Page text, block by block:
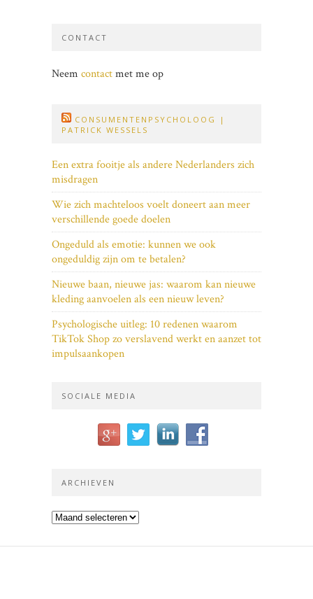
CONTACT
Neem contactmet me op
CONSUMENTENPSYCHOLOOG |
PATRICK WESSELS
Een extra fooitje als andere Nederlanders zich
misdragen
Wie zich machteloos voelt doneert aan meer
verschillende goede doelen
Ongeduld als emotie: kunnen we ook
ongeduldig zijn om te betalen?
Nieuwe baan, nieuwe jas: waarom kan nieuwe
kleding aanvoelen als een nieuw leven?
Psychologische uitleg: 10 redenen waarom
TikTok Shop zo verslavend werkt en aanzet tot
impulsaankopen
SOCIALE MEDIA
ARCHIEVEN
Archieven